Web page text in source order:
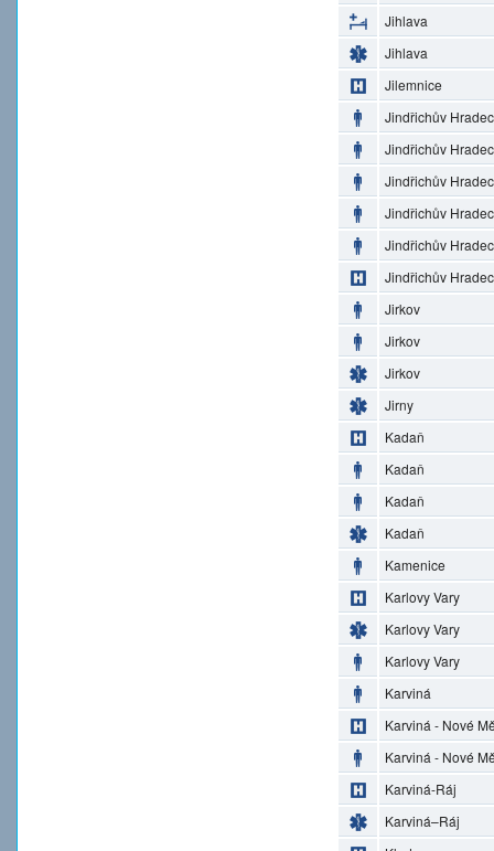
Jihlava
Jihlava
Jilemnice
Jindřichův Hradec
Jindřichův Hradec
Jindřichův Hradec
Jindřichův Hradec
Jindřichův Hradec
Jindřichův Hradec
Jirkov
Jirkov
Jirkov
Jirny
Kadaň
Kadaň
Kadaň
Kadaň
Kamenice
Karlovy Vary
Karlovy Vary
Karlovy Vary
Karviná
Karviná - Nové
Karviná - Nové
Karviná-Ráj
Karviná–Ráj